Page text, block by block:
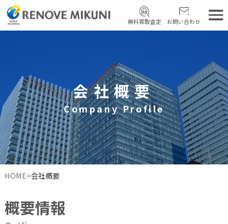
無料買取査定 お問い合わせ
会社概要
Company Profile
HOME>会社概要
概要情報